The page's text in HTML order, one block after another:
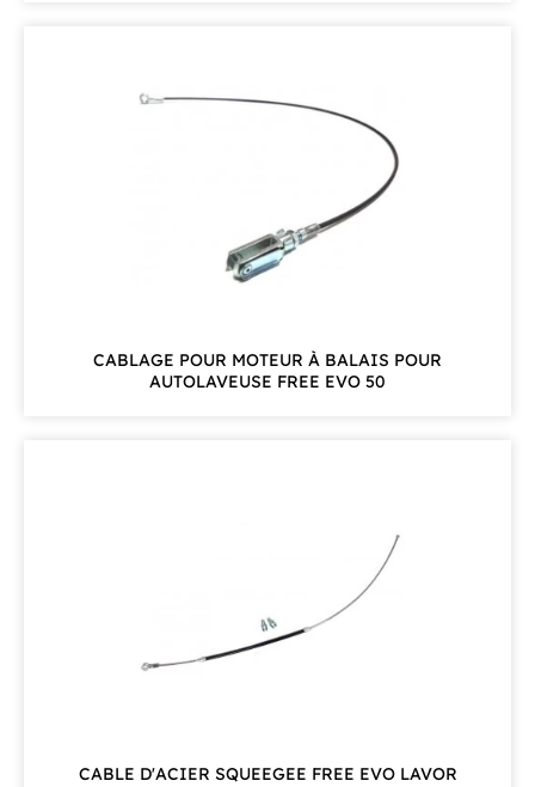
CABLAGE POUR MOTEUR À BALAIS POUR
AUTOLAVEUSE FREE EVO 50
CABLE D'ACIER SQUEEGEE FREE EVO LAVOR